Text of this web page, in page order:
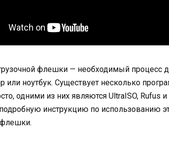
флешки — необходимый процесс
или ноутбук. Существует несколько
одними из них являются UltraISO, Rufus
инструкцию по использованию
флешки.